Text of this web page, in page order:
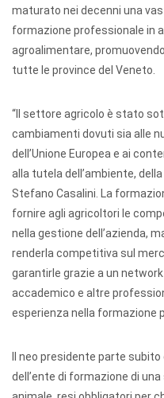
maturato nei decenni una
formazione professionale in
agroalimentare,
tutte le province del Veneto.
“Il settore agricolo è stato
cambiamenti dovuti sia alle
dell’Unione Europea e ai
alla tutela dell’ambiente,
Stefano Casalini. La
fornire agli agricoltori le
nella gestione dell’azienda,
renderla competitiva sul
garantirle grazie a un
accademico e altre
esperienza nella formazione
Il neo presidente parte
dell’ente di formazione di